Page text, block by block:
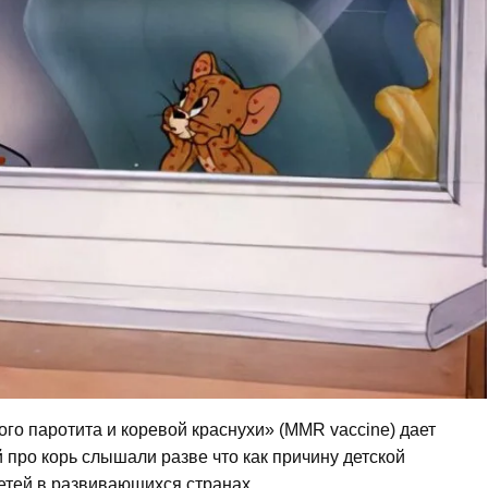
паротита и коревой краснухи» (MMR vaccine) дает
корь слышали разве что как причину детской